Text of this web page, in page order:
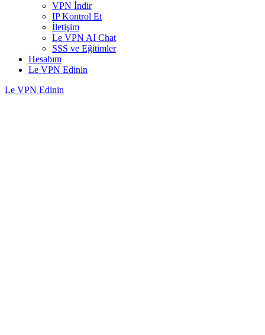
VPN İndir
IP Kontrol Et
İletişim
Le VPN AI Chat
SSS ve Eğitimler
Hesabım
Le VPN Edinin
Le VPN Edinin